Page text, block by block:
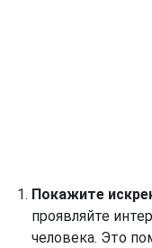
Покажите
проявляйте
человека. Это